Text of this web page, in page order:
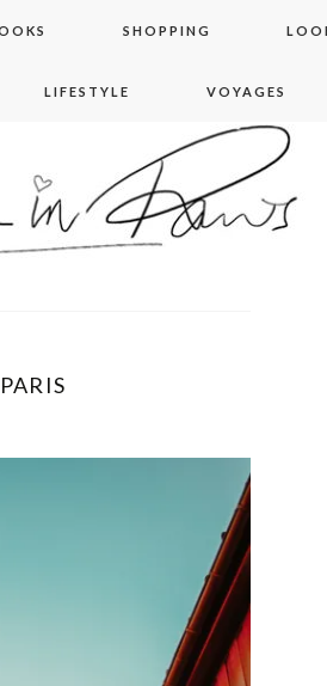
SHOPPING
LIFESTYLE VOYAGES